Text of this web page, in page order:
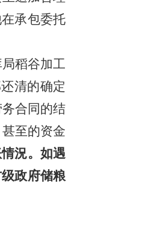
承包委托
稻谷加工
清的确定
合同的结
至的资金
況。如遇
政府储粮